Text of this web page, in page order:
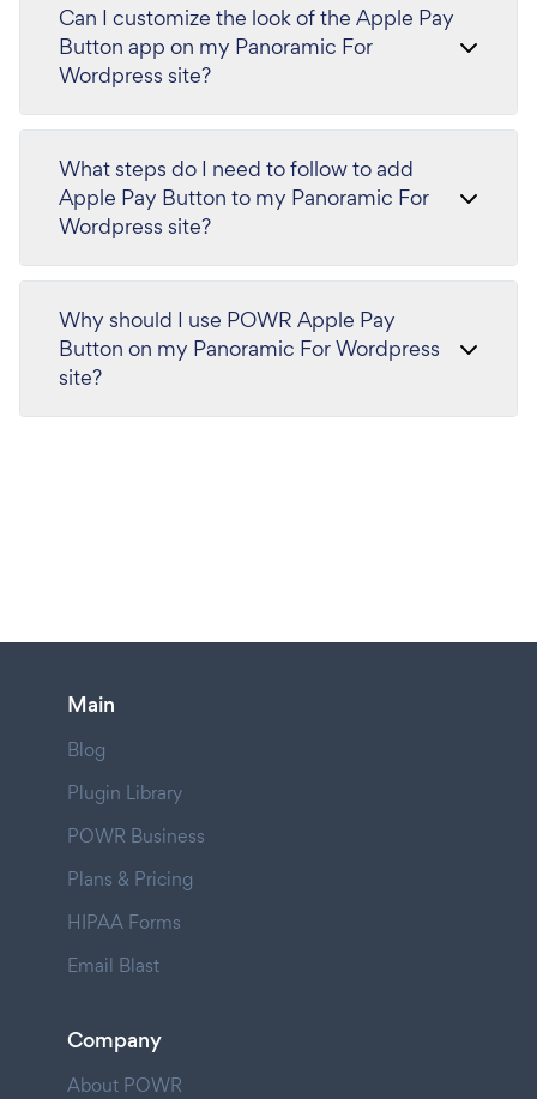
Can I customize the look of the Apple Pay
Button app on my Panoramic For
Wordpress site?
What steps do I need to follow to add
Apple Pay Button to my Panoramic For
Wordpress site?
Why should I use POWR Apple Pay
Button on my Panoramic For Wordpress
site?
Main
Blog
Plugin Library
POWR Business
Plans & Pricing
HIPAA Forms
Email Blast
Company
About POWR